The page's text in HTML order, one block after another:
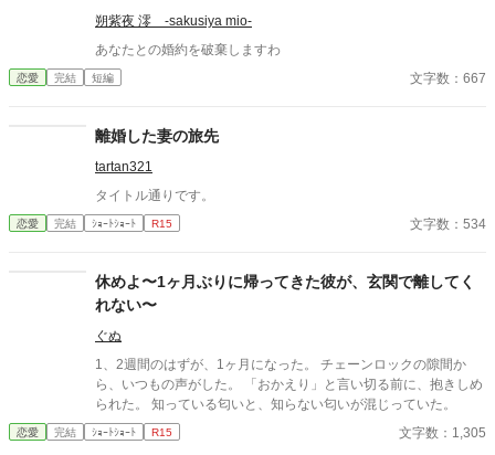
朔紫夜 澪 -sakusiya mio-
あなたとの婚約を破棄しますわ
恋愛 完結 短編 文字数：667
離婚した妻の旅先
tartan321
タイトル通りです。
恋愛 完結 ｼｮｰﾄｼｮｰﾄ R15 文字数：534
休めよ〜1ヶ月ぶりに帰ってきた彼が、玄関で離してく
れない〜
ぐぬ
1、2週間のはずが、1ヶ月になった。 チェーンロックの隙間か
ら、いつもの声がした。 「おかえり」と言い切る前に、抱きしめ
られた。 知っている匂いと、知らない匂いが混じっていた。
恋愛 完結 ｼｮｰﾄｼｮｰﾄ R15 文字数：1,305